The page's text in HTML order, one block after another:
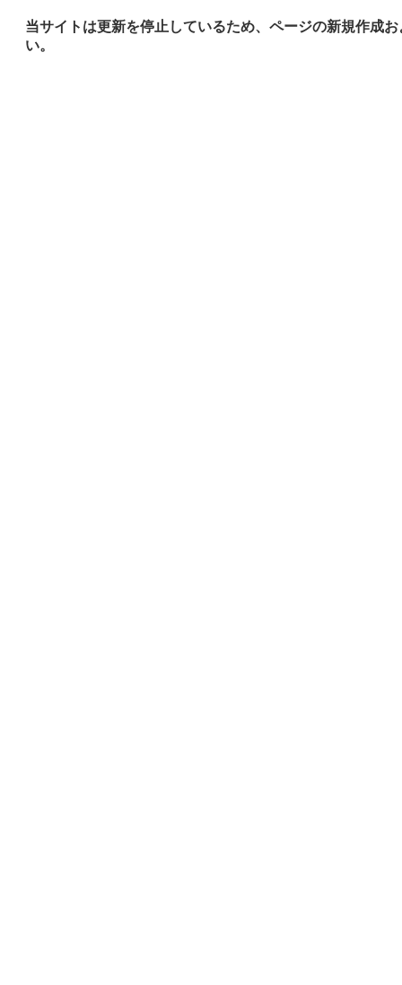
当サイトは更新を停止しているため、ページの新規作成
い。